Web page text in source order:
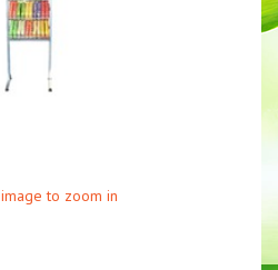
to zoom in